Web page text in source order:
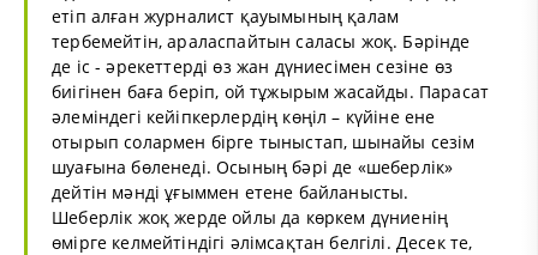
етіп алған журналист қауымының қалам
тербемейтін, араласпайтын саласы жоқ. Бәрінде
де іс - әрекеттерді өз жан дүниесімен сезіне өз
биігінен баға беріп, ой тұжырым жасайды. Парасат
әлеміндегі кейіпкерлердің көңіл – күйіне ене
отырып солармен бірге тыныстап, шынайы сезім
шуағына бөленеді. Осының бәрі де «шеберлік»
дейтін мәнді ұғыммен етене байланысты.
Шеберлік жоқ жерде ойлы да көркем дүниенің
өмірге келмейтіндігі әлімсақтан белгілі. Десек те,